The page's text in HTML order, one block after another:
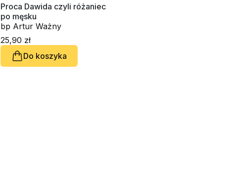
Proca Dawida czyli różaniec
po męsku
bp Artur Ważny
25,90 zł
Do koszyka